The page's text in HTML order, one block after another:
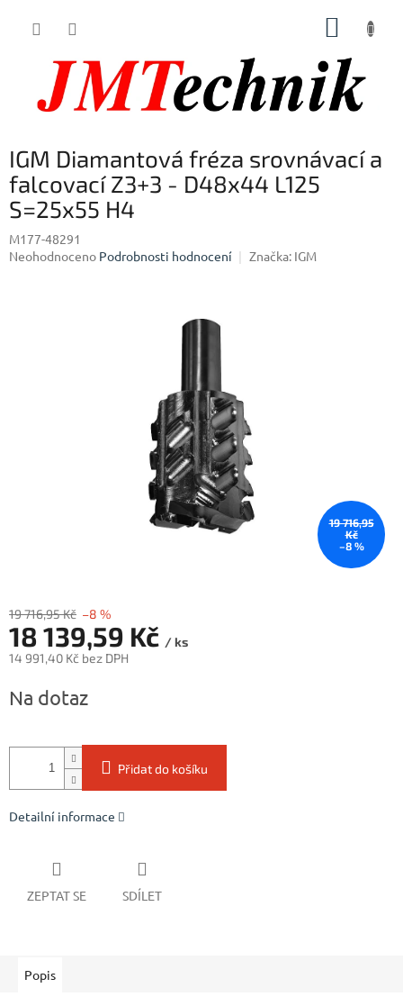
IGM Diamantová fréza srovnávací a
falcovací Z3+3 - D48x44 L125
S=25x55 H4
M177-48291
Průměrné
Neohodnoceno Podrobnosti hodnocení Značka: IGM
19 716,95
Kč
–8 %
19 716,95 Kč –8 %
18 139,59 Kč / ks
14 991,40 Kč bez DPH
cena:
Na dotaz
Přidat do košíku
Detailní informace
ZEPTAT SE SDÍLET
Popis